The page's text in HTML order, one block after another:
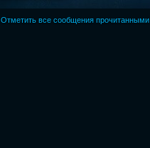
Отметить все сообщения прочитанными